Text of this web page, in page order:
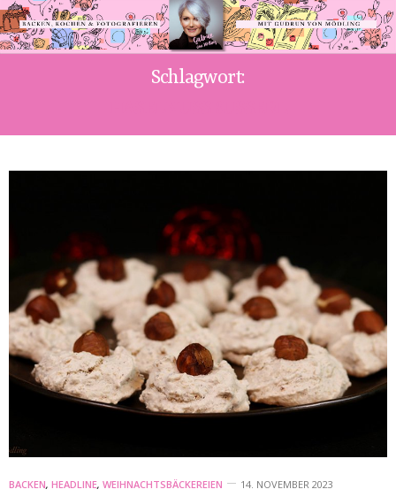
Schlagwort:
BACKEN, HEADLINE, WEIHNACHTSBÄCKEREIEN 14. NOVEMBER 2023